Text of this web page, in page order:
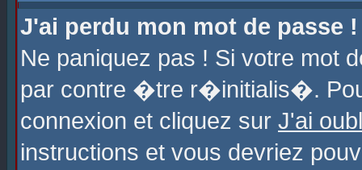
J'ai perdu mon mot de passe !
Ne paniquez pas ! Si votre
par contre �tre r�initialis�.
connexion et cliquez sur J'ai
instructions et vous devriez